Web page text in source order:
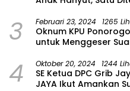
3 Februari 23, 2024 1265
Oknum KPU
untuk Menggeser
4 Oktober 20, 2024 1244
SE Ketua DPC Grib
JAYA Ikut Amankan